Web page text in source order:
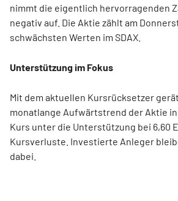
nimmt die eigentlich hervorragenden
negativ auf. Die Aktie zählt am
schwächsten Werten im SDAX.
Unterstützung im Fokus
Mit dem aktuellen Kursrücksetzer
monatlange Aufwärtstrend der Aktie
Kurs unter die Unterstützung bei 6,60
Kursverluste. Investierte Anleger
dabei.